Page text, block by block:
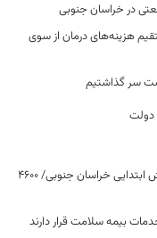
در خراسان جنوبی
هزینه‌های درمان از سوی
سر گذاشتیم
دولت
تقدیر مقام عالی وزارت از عملکرد جهادی معاونت آموزش ابتدایی خراسان جنوبی/ ۴۶۰۰